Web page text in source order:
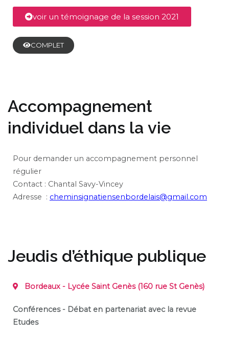
voir un témoignage de la session 2021
COMPLET
Accompagnement
individuel dans la vie
Pour demander un accompagnement personnel
régulier
Contact : Chantal Savy-Vincey
Adresse : cheminsignatiensenbordelais@gmail.com
Jeudis d’éthique publique
Bordeaux - Lycée Saint Genès (160 rue St Genès)
Conférences - Débat en partenariat avec la revue
Etudes